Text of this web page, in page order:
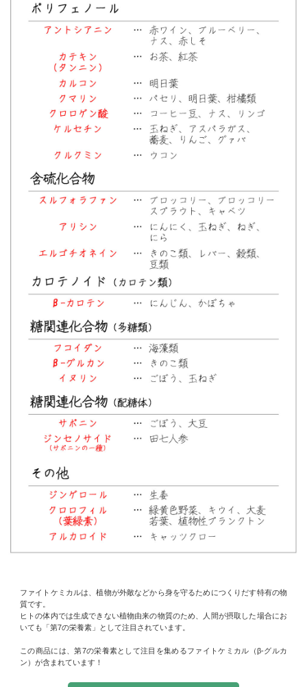
ファイトケミカルは、植物が外敵などから身を守るためにつくりだす特有の物
質です。
ヒトの体内では生成できない植物由来の物質のため、人間が摂取した場合にお
いても「第7の栄養素」として注目されています。
この商品には、第7の栄養素として注目を集めるファイトケミカル（β-グルカ
ン）が含まれています！